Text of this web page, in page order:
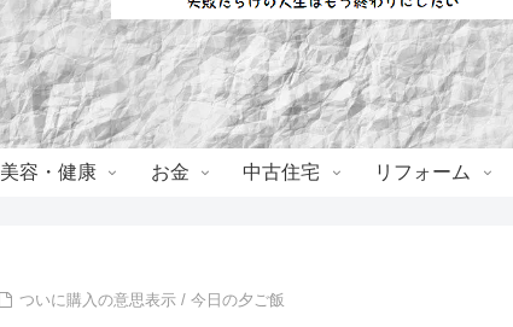
美容・健康 お金 中古住宅 リフォーム
ついに購入の意思表示 / 今日の夕ご飯